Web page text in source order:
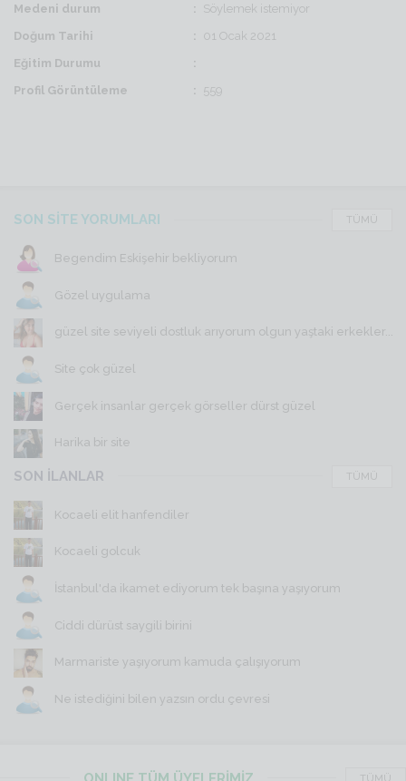
Medeni durum
Söylemek istemiyor
Doğum Tarihi
01 Ocak 2021
Eğitim Durumu
Profil Görüntüleme
559
SON SİTE YORUMLARI TÜMÜ
Begendim Eskişehir bekliyorum
Gözel uygulama
güzel site seviyeli dostluk arıyorum olgun yaştaki erkekler...
Site çok güzel
Gerçek insanlar gerçek görseller dürst güzel
Harika bir site
SON İLANLAR TÜMÜ
Kocaeli elit hanfendiler
Kocaeli golcuk
İstanbul'da ikamet ediyorum tek başına yaşıyorum
Ciddi dürüst saygili birini
Marmariste yaşıyorum kamuda çalışıyorum
Ne istediğini bilen yazsın ordu çevresi
TÜMÜ